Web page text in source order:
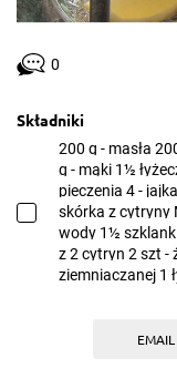
0
Składniki
200 g - masła
g - mąki 1½
pieczenia 4 -
skórka z cytryny
wody 1½
z 2 cytryn 2 szt -
ziemniaczanej 1
EMAIL